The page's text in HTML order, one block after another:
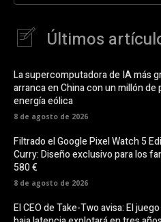
Últimos
La supercomputadora de IA más
arranca en China con un millón de
energía eólica
8 de agosto de 2026
Filtrado el Google Pixel Watch 5
Curry: Diseño exclusivo para los
580 €
8 de agosto de 2026
El CEO de Take-Two avisa: El